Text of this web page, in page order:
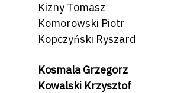
Kizny Tomasz
Komorowski Piotr
Kopczyński Ryszard
Kosmala Grzegorz
Kowalski Krzysztof